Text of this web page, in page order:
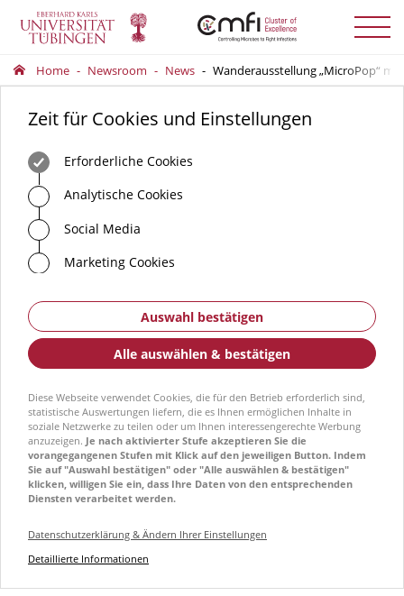
Menü
Home Newsroom News Wanderausstellung „MicroPop“
Zeit für Cookies und Einstellungen
Erforderliche Cookies
Analytische Cookies
Social Media
Marketing Cookies
Auswahl bestätigen
Alle auswählen & bestätigen
Diese Webseite verwendet Cookies, die für den Betrieb erforderlich sind,
statistische Auswertungen liefern, die es Ihnen ermöglichen Inhalte in
soziale Netzwerke zu teilen oder um Ihnen interessengerechte Werbung
anzuzeigen. Je nach aktivierter Stufe akzeptieren Sie die
vorangegangenen Stufen mit Klick auf den jeweiligen Button. Indem
Sie auf "Auswahl bestätigen" oder "Alle auswählen & bestätigen"
klicken, willigen Sie ein, dass Ihre Daten von den entsprechenden
Diensten verarbeitet werden.
Datenschutzerklärung & Ändern Ihrer Einstellungen
Detaillierte Informationen